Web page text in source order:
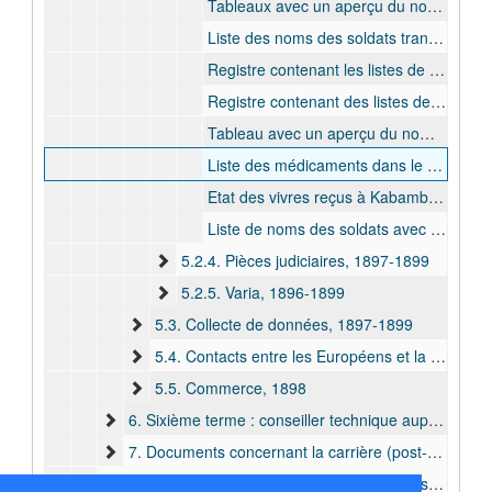
Tableaux avec un aperçu du nombre de soldats indigènes de la Force publique dans les divers détachements, zones et postes, 1898 juill. - 1899 janv.
Liste des noms des soldats transférés qui ont terminé leur terme., 1898 août
Registre contenant les listes de noms de soldats recrutés avec la mention de la fin de leur terme, [1898 sept. - 1900]
Registre contenant des listes de noms du personnel de la colonne avec la mention de leur paiement, 1898 nov. - 1899 mai.
Tableau avec un aperçu du nombre d'armes et munitions dans les différents détachements de la Force publique, 1898 déc.
Liste des médicaments dans le poste de Kabambare, 1899 juill.
Etat des vivres reçus à Kabambare, [1899 juill.].
Liste de noms des soldats avec un obus, s.d.
5.2.4. Pièces judiciaires, 1897-1899
5.2.5. Varia, 1896-1899
5.3. Collecte de données, 1897-1899
5.4. Contacts entre les Européens et la population locale, 1898-1900
5.5. Commerce, 1898
6. Sixième terme : conseiller technique auprès de l'Anglo-Belgian India Rubber Company (1904 avr. - 1904 sept.), 1904
7. Documents concernant la carrière (post-)coloniale de Francis Dhanis sans contexte d'origine clair, 1890-1907
III. Auteur et membre de sociétés d'amateurs scientifiques, bulk: 1872-1906